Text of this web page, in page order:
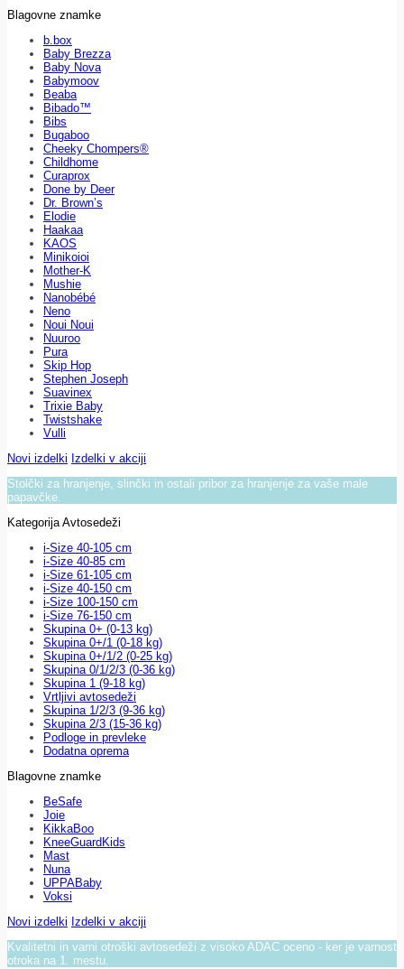
Blagovne znamke
b.box
Baby Brezza
Baby Nova
Babymoov
Beaba
Bibado™
Bibs
Bugaboo
Cheeky Chompers®
Childhome
Curaprox
Done by Deer
Dr. Brown’s
Elodie
Haakaa
KAOS
Minikoioi
Mother-K
Mushie
Nanobébé
Neno
Noui Noui
Nuuroo
Pura
Skip Hop
Stephen Joseph
Suavinex
Trixie Baby
Twistshake
Vulli
Novi izdelki Izdelki v akciji
Stolčki za hranjenje, slinčki in ostali pribor za hranjenje za vaše male
papavčke.
Kategorija Avtosedeži
i-Size 40-105 cm
i-Size 40-85 cm
i-Size 61-105 cm
i-Size 40-150 cm
i-Size 100-150 cm
i-Size 76-150 cm
Skupina 0+ (0-13 kg)
Skupina 0+/1 (0-18 kg)
Skupina 0+/1/2 (0-25 kg)
Skupina 0/1/2/3 (0-36 kg)
Skupina 1 (9-18 kg)
Vrtljivi avtosedeži
Skupina 1/2/3 (9-36 kg)
Skupina 2/3 (15-36 kg)
Podloge in prevleke
Dodatna oprema
Blagovne znamke
BeSafe
Joie
KikkaBoo
KneeGuardKids
Mast
Nuna
UPPABaby
Voksi
Novi izdelki Izdelki v akciji
Kvalitetni in varni otroški avtosedeži z visoko ADAC oceno - ker je varnost
otroka na 1. mestu.